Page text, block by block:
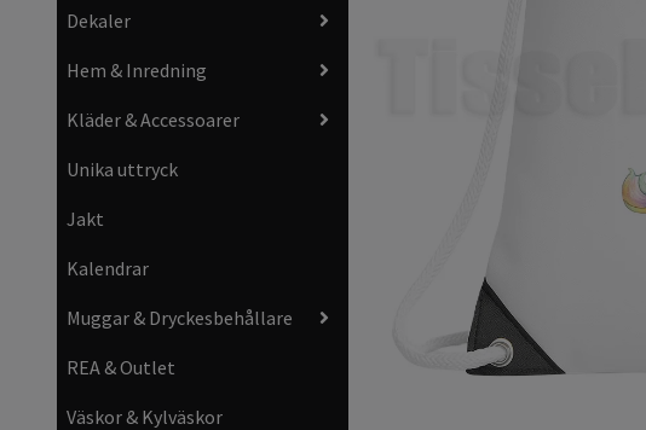
Dekaler
Hem & Inredning
Kläder & Accessoarer
Unika uttryck
Jakt
Kalendrar
Muggar & Dryckesbehållare
REA & Outlet
Väskor & Kylväskor